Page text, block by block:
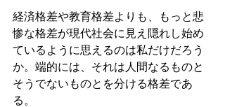
経済格差や教育格差よりも、もっと悲
惨な格差が現代社会に見え隠れし始め
ているように思えるのは私だけだろう
か。端的には、それは人間なるものと
そうでないものとを分ける格差であ
る。